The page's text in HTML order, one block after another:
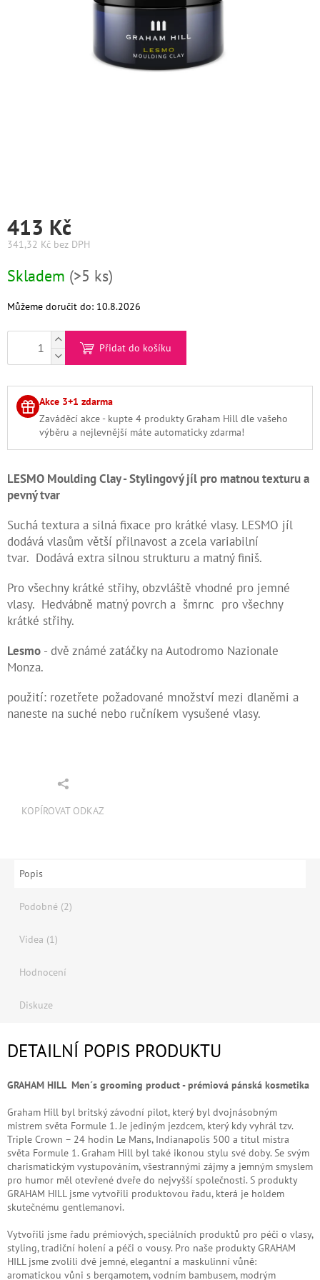
Olaplex
Pomůcky
O
Kontakty
(CZK)
Přihlášení
413 Kč
341,32 Kč bez DPH
cena:
Skladem (>5 ks)
Můžeme doručit do: 10.8.2026
Přidat do košíku
Akce 3+1 zdarma
Zaváděcí akce - kupte 4 produkty Graham Hill dle vašeho
výběru a nejlevnější máte automaticky zdarma!
LESMO Moulding Clay - Stylingový jíl pro matnou texturu a
pevný tvar
Suchá textura a silná fixace pro krátké vlasy. LESMO jíl
dodává vlasům větší přilnavost a zcela variabilní
tvar. Dodává extra silnou strukturu a matný finiš.
Pro všechny krátké střihy, obzvláště vhodné pro jemné
vlasy. Hedvábně matný povrch a šmrnc pro všechny
krátké střihy.
Lesmo - dvě známé zatáčky na Autodromo Nazionale
Monza.
použití: rozetřete požadované množství mezi dlaněmi a
naneste na suché nebo ručníkem vysušené vlasy.
KOPÍROVAT ODKAZ
Popis
Podobné (2)
Videa (1)
Hodnocení
Diskuze
DETAILNÍ POPIS PRODUKTU
GRAHAM HILL Men´s grooming product -prémiová pánská kosmetika
Graham Hill byl britský závodní pilot, který byl dvojnásobným
mistrem světa Formule 1. Je jediným jezdcem, který kdy vyhrál tzv.
Triple Crown – 24 hodin Le Mans, Indianapolis 500 a titul mistra
světa Formule 1. Graham Hill byl také ikonou stylu své doby. Se svým
charismatickým vystupováním, všestrannými zájmy a jemným smyslem
pro humor měl otevřené dveře do nejvyšší společnosti. S produkty
GRAHAM HILL jsme vytvořili produktovou řadu, která je holdem
skutečnému gentlemanovi.
Vytvořili jsme řadu prémiových, speciálních produktů pro péči o vlasy,
styling, tradiční holení a péči o vousy. Pro naše produkty GRAHAM
HILL jsme zvolili dvě jemné, elegantní a maskulinní vůně:
aromatickou vůni s bergamotem, vodním bambusem, modrým